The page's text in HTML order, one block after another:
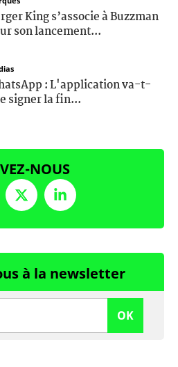
King s’associe à Buzzman
son lancement...
: L'application va-t-
signer la fin...
NOUS
à la newsletter
OK